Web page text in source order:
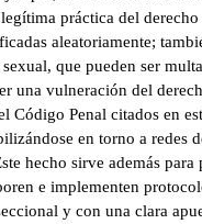
práctica del
aleatoriamente;
que pueden ser
una vulneración del
Código Penal citados en
en torno a redes
hecho sirve además
e implementen
y con una clara